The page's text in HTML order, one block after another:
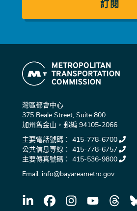
灣區都會中心
375 Beale Street, Suite 800
加州舊金山，郵編 94105-2066
主要電話號碼： 415-778-6700
公共信息專線： 415-778-6757
主要傳真號碼： 415-536-9800
Email: info@bayareametro.gov